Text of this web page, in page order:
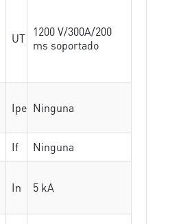
UT
1200 V/300A/200
ms soportado
Ipe Ninguna
If
Ninguna
In 5 kA